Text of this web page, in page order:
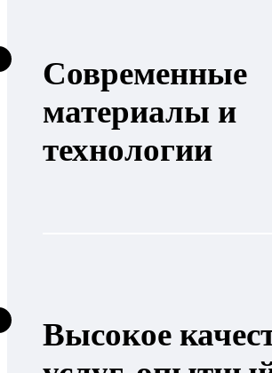
Современные
материалы и
технологии
Высокое